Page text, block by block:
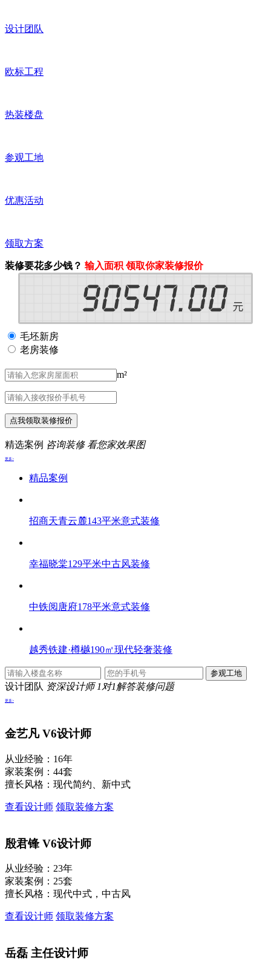
设计团队
欧标工程
热装楼盘
参观工地
优惠活动
领取方案
装修要花多少钱？ 输入面积 领取你家装修报价
毛坯新房
老房装修
m²
点我领取装修报价
精选案例 咨询装修 看您家效果图
更多>
精品案例
招商天青云麓143平米意式装修
幸福晓棠129平米中古风装修
中铁阅唐府178平米意式装修
越秀铁建·樽樾190㎡现代轻奢装修
设计团队 资深设计师 1对1解答装修问题
更多>
金艺凡V6设计师
从业经验：16年
家装案例：44套
擅长风格：现代简约、新中式
查看设计师 领取装修方案
殷君锋 V6设计师
从业经验：23年
家装案例：25套
擅长风格：现代中式，中古风
查看设计师 领取装修方案
岳磊 主任设计师